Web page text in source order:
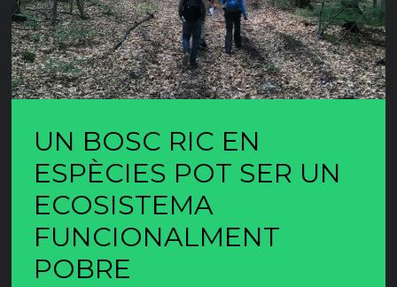
UN BOSC RIC EN
ESPÈCIES POT SER UN
ECOSISTEMA
FUNCIONALMENT
POBRE